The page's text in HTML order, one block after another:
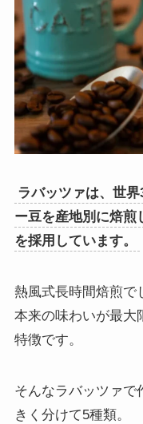
ラバッツァは、世
ー豆を産地別に焙煎
を採用しています。
熱風式長時間焙煎で
本来の味わいが最大
特徴です。
そんなラバッツァで
きく分けて5種類。